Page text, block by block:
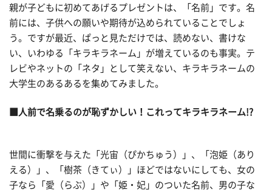
親が子どもに初めてあげるプレゼントは、「名前」です。名
前には、子供への願いや期待が込められていることでしょ
う。ですが最近、ぱっと見ただけでは、読めない、書けな
い、いわゆる「キラキラネーム」が増えているのも事実。テ
レビやネットの「ネタ」として笑えない、キラキラネームの
大学生のあるあるを集めてみました。
■人前で名乗るのが恥ずかしい！これってキラキラネーム!?
世間に衝撃を与えた「光宙（ぴかちゅう）」、「泡姫（あり
える）」、「樹茶（きてぃ）」ほどではないにしても、女の
子なら「愛（らぶ）」や「姫・妃」のついた名前、男の子な